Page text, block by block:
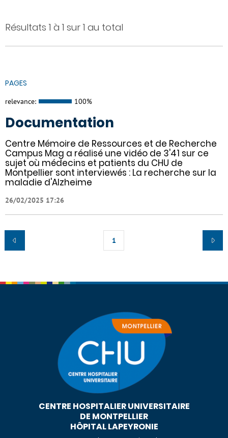
Résultats 1 à 1 sur 1 au total
PAGES
relevance: 100%
Documentation
Centre Mémoire de Ressources et de Recherche
Campus Mag a réalisé une vidéo de 3'41 sur ce
sujet où médecins et patients du CHU de
Montpellier sont interviewés : La recherche sur la
maladie d'Alzheime
26/02/2025 17:26
1
CENTRE HOSPITALIER UNIVERSITAIRE
DE MONTPELLIER
HÔPITAL LAPEYRONIE